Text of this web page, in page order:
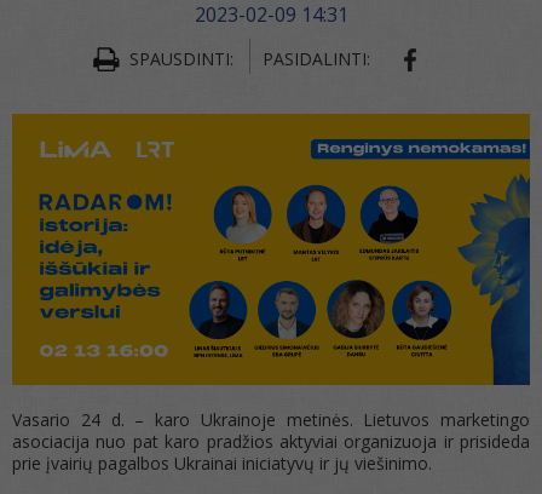
2023-02-09 14:31
SPAUSDINTI: PASIDALINTI:
Vasario 24 d. – karo Ukrainoje metinės. Lietuvos marketingo
asociacija nuo pat karo pradžios aktyviai organizuoja ir prisideda
prie įvairių pagalbos Ukrainai iniciatyvų ir jų viešinimo.